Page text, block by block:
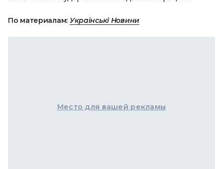
По материалам: Українські Новини
Место для вашей рекламы